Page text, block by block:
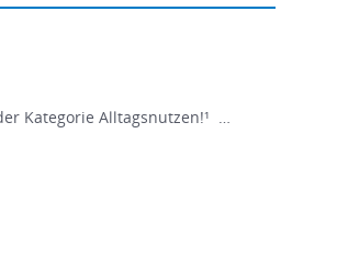
Kategorie Alltagsnutzen!¹ …